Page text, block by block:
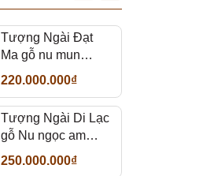
Tượng Ngài Đạt
Ma gỗ nu mun
sừng đẹp
220.000.000₫
Tượng Ngài Di Lạc
gỗ Nu ngọc am
thơm
250.000.000₫